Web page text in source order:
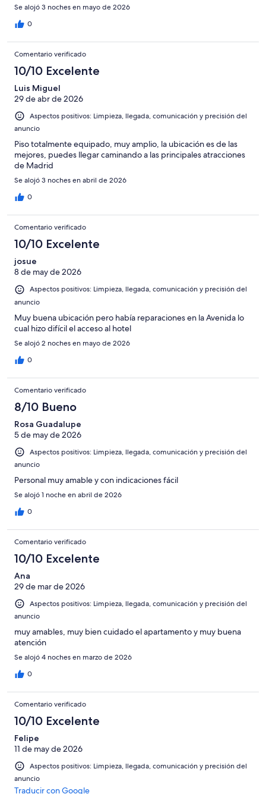
Se alojó 3 noches en mayo de 2026
0
Comentario verificado
10/10 Excelente
Luis Miguel
29 de abr de 2026
Aspectos positivos: Limpieza, llegada, comunicación y precisión del
anuncio
Piso totalmente equipado, muy amplio, la ubicación es de las
mejores, puedes llegar caminando a las principales atracciones
de Madrid
Se alojó 3 noches en abril de 2026
0
Comentario verificado
10/10 Excelente
josue
8 de may de 2026
Aspectos positivos: Limpieza, llegada, comunicación y precisión del
anuncio
Muy buena ubicación pero había reparaciones en la Avenida lo
cual hizo difícil el acceso al hotel
Se alojó 2 noches en mayo de 2026
0
Comentario verificado
8/10 Bueno
Rosa Guadalupe
5 de may de 2026
Aspectos positivos: Limpieza, llegada, comunicación y precisión del
anuncio
Personal muy amable y con indicaciones fácil
Se alojó 1 noche en abril de 2026
0
Comentario verificado
10/10 Excelente
Ana
29 de mar de 2026
Aspectos positivos: Limpieza, llegada, comunicación y precisión del
anuncio
muy amables, muy bien cuidado el apartamento y muy buena
atención
Se alojó 4 noches en marzo de 2026
0
Comentario verificado
10/10 Excelente
Felipe
11 de may de 2026
Aspectos positivos: Limpieza, llegada, comunicación y precisión del
anuncio
Traducir con Google